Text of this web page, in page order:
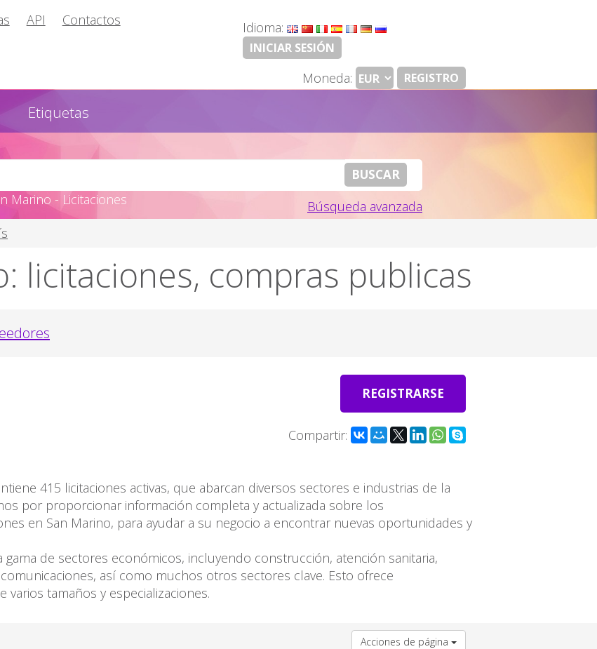
API Contactos Idioma:
INICIAR SESIÓN
Moneda: REGISTRO
Etiquetas
Marino - Licitaciones
Búsqueda avanzada
licitaciones, compras publicas
REGISTRARSE
Compartir:
415 licitaciones activas, que abarcan diversos sectores e industrias de la
por proporcionar información completa y actualizada sobre los
en San Marino, para ayudar a su negocio a encontrar nuevas oportunidades y
de sectores económicos, incluyendo construcción, atención sanitaria,
así como muchos otros sectores clave. Esto ofrece
tamaños y especializaciones.
Acciones de página